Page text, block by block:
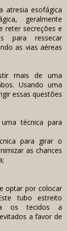
atresia esofágica
geralmente
reter secreções e
para ressecar
as vias aéreas
mais de uma
Usando uma
essas questões
técnica para
para girar o
as chances
optar por colocar
tubo estreito
os tecidos a
a favor de